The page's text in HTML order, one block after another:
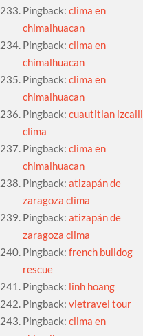
Pingback:clima en
chimalhuacan
Pingback:clima en
chimalhuacan
Pingback:clima en
chimalhuacan
Pingback:cuautitlan izcalli
clima
Pingback:clima en
chimalhuacan
Pingback:atizapán de
zaragoza clima
Pingback:atizapán de
zaragoza clima
Pingback:french bulldog
rescue
Pingback: linh hoang
Pingback:vietravel tour
Pingback:clima en